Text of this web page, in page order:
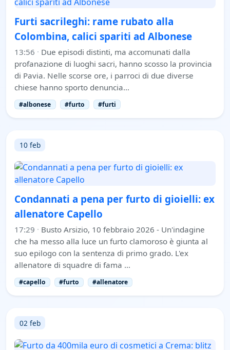
Furti sacrileghi: rame rubato alla
Colombina, calici spariti ad Albonese
13:56 · Due episodi distinti, ma accomunati dalla
profanazione di luoghi sacri, hanno scosso la provincia
di Pavia. Nelle scorse ore, i parroci di due diverse
chiese hanno sporto denuncia…
#albonese #furto #furti
10 feb
Condannati a pena per furto di gioielli: ex
allenatore Capello
17:29 · Busto Arsizio, 10 febbraio 2026 - Un'indagine
che ha messo alla luce un furto clamoroso è giunta al
suo epilogo con la sentenza di primo grado. L'ex
allenatore di squadre di fama …
#capello #furto #allenatore
02 feb